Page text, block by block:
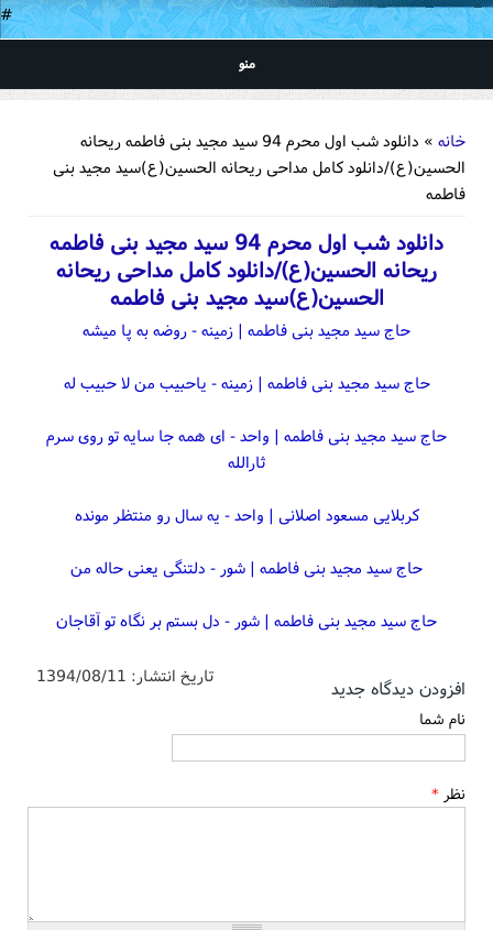
#
منو
خانه
» دانلود شب اول محرم 94 سید مجید بنی فاطمه ریحانه
الحسین(ع)/دانلود کامل مداحی ریحانه الحسین(ع)سید مجید بنی
فاطمه
دانلود شب اول محرم 94 سید مجید بنی فاطمه
ریحانه الحسین(ع)/دانلود کامل مداحی ریحانه
الحسین(ع)سید مجید بنی فاطمه
حاج سید مجید بنی فاطمه | زمینه - روضه به پا میشه
حاج سید مجید بنی فاطمه | زمینه - یاحبیب من لا حبیب له
حاج سید مجید بنی فاطمه | واحد - ای همه جا سایه تو روی سرم
ثارالله
کربلایی مسعود اصلانی | واحد - یه سال رو منتظر مونده
حاج سید مجید بنی فاطمه | شور - دلتنگی یعنی حاله من
حاج سید مجید بنی فاطمه | شور - دل بستم بر نگاه تو آقاجان
تاریخ انتشار: 1394/08/11 افزودن دیدگاه جدید
نام شما
نظر *